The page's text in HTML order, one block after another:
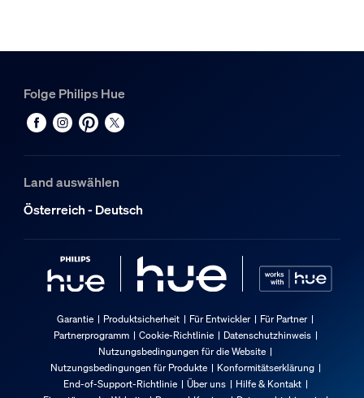
Folge Philips Hue
Land auswählen
Österreich - Deutsch
Garantie Produktsicherheit Für Entwickler
Für Partner
Partnerprogramm
Cookie-Richtlinie
Datenschutzhinweis
Nutzungsbedingungen für die Website
Nutzungsbedingungen für Produkte
Konformitätserklärung
End-of-Support-Richtlinie
Über uns
Hilfe & Kontakt